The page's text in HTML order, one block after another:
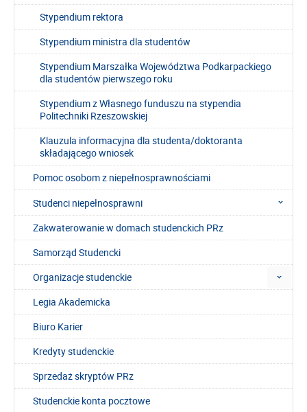
Stypendium rektora
Stypendium ministra dla studentów
Stypendium Marszałka Województwa Podkarpackiego
dla studentów pierwszego roku
Stypendium z Własnego funduszu na stypendia
Politechniki Rzeszowskiej
Klauzula informacyjna dla studenta/doktoranta
składającego wniosek
Pomoc osobom z niepełnosprawnościami
Studenci niepełnosprawni
Zakwaterowanie w domach studenckich PRz
Samorząd Studencki
Organizacje studenckie
Legia Akademicka
Biuro Karier
Kredyty studenckie
Sprzedaż skryptów PRz
Studenckie konta pocztowe